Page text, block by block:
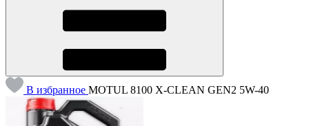
В избранное MOTUL 8100 X-CLEAN GEN2 5W-40